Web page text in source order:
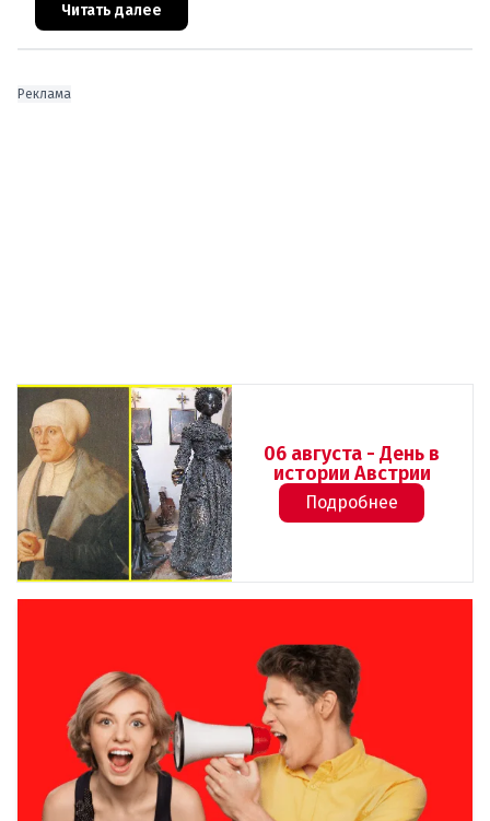
техники. Огонь удалось п
Читать далее
Реклама
06 августа - День в
истории Австрии
Подробнее